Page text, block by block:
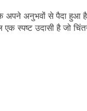
अनुभवों से पैदा हुआ
स्पष्ट उदासी है जो